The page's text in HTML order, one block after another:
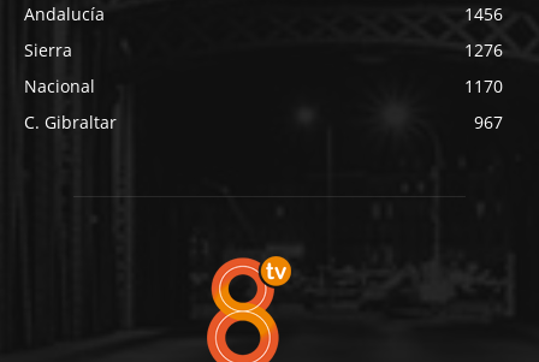
Andalucía
1456
Sierra
1276
Nacional
1170
C. Gibraltar
967